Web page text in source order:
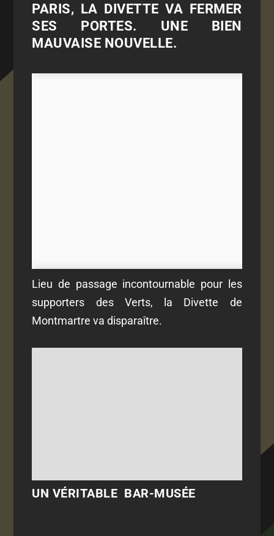
PARIS, LA DIVETTE VA FERMER
SES PORTES. UNE BIEN
MAUVAISE NOUVELLE.
Lieu de passage incontournable pour les
supporters des Verts, la Divette de
Montmartre va disparaître.
UN VÉRITABLE BAR-MUSÉE